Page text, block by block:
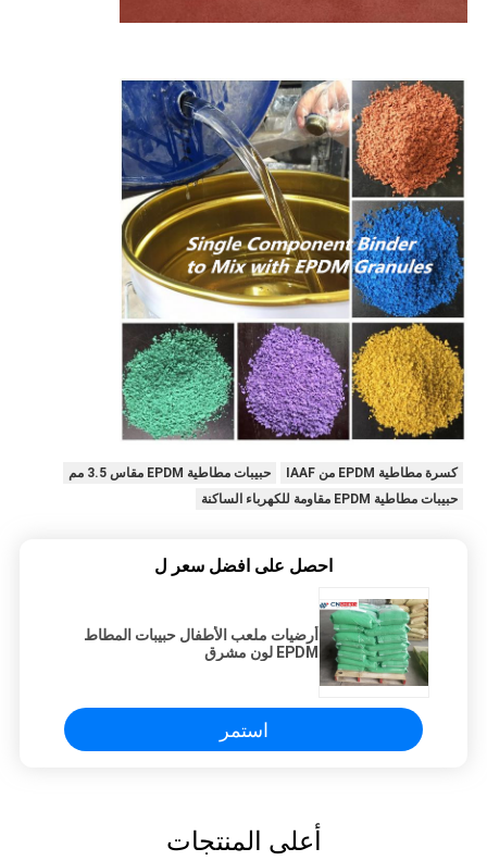
كسرة مطاطية EPDM من IAAF
حبيبات مطاطية EPDM مقاس 3.5 مم
حبيبات مطاطية EPDM مقاومة للكهرباء الساكنة
احصل على افضل سعر ل
أرضيات ملعب الأطفال حبيبات المطاط
EPDM لون مشرق
استمر
أعلى المنتجات